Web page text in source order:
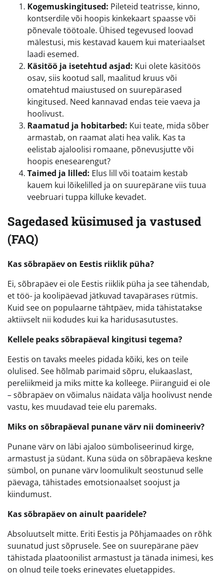
Kogemuskingitused: Pileteid teatrisse, kinno,
kontserdile või hoopis kinkekaart spaasse või
põnevale töötoale. Ühised tegevused loovad
mälestusi, mis kestavad kauem kui materiaalset
laadi esemed.
Käsitöö ja isetehtud asjad: Kui olete käsitöös
osav, siis kootud sall, maalitud kruus või
omatehtud maiustused on suurepärased
kingitused. Need kannavad endas teie vaeva ja
hoolivust.
Raamatud ja hobitarbed: Kui teate, mida sõber
armastab, on raamat alati hea valik. Kas ta
eelistab ajaloolisi romaane, põnevusjutte või
hoopis enesearengut?
Taimed ja lilled: Elus lill või toataim kestab
kauem kui lõikelilled ja on suurepärane viis tuua
veebruari tuppa killuke kevadet.
Sagedased küsimused ja vastused
(FAQ)
Kas sõbrapäev on Eestis riiklik püha?
Ei, sõbrapäev ei ole Eestis riiklik püha ja see tähendab,
et töö- ja koolipäevad jätkuvad tavapärases rütmis.
Kuid see on populaarne tähtpäev, mida tähistatakse
aktiivselt nii kodudes kui ka haridusasutustes.
Kellele peaks sõbrapäeval kingitusi tegema?
Eestis on tavaks meeles pidada kõiki, kes on teile
olulised. See hõlmab parimaid sõpru, elukaaslast,
pereliikmeid ja miks mitte ka kolleege. Piiranguid ei ole
– sõbrapäev on võimalus näidata välja hoolivust nende
vastu, kes muudavad teie elu paremaks.
Miks on sõbrapäeval punane värv nii domineeriv?
Punane värv on läbi ajaloo sümboliseerinud kirge,
armastust ja südant. Kuna süda on sõbrapäeva keskne
sümbol, on punane värv loomulikult seostunud selle
päevaga, tähistades emotsionaalset soojust ja
kiindumust.
Kas sõbrapäev on ainult paaridele?
Absoluutselt mitte. Eriti Eestis ja Põhjamaades on rõhk
suunatud just sõprusele. See on suurepärane päev
tähistada plaatoonilist armastust ja tänada inimesi, kes
on olnud teile toeks erinevates eluetappides.